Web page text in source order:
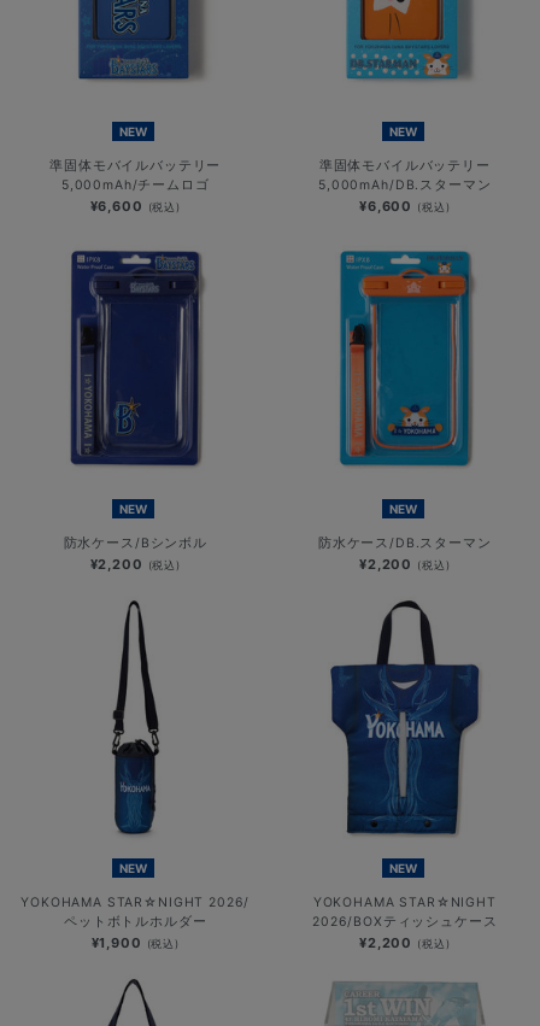
NEW
準固体モバイルバッテリー
5,000mAh/チームロゴ
¥6,600 (税込)
NEW
準固体モバイルバッテリー
5,000mAh/DB.スターマン
¥6,600 (税込)
NEW
防水ケース/Bシンボル
¥2,200 (税込)
NEW
防水ケース/DB.スターマン
¥2,200 (税込)
NEW
YOKOHAMA STAR☆NIGHT 2026/
ペットボトルホルダー
¥1,900 (税込)
NEW
YOKOHAMA STAR☆NIGHT
2026/BOXティッシュケース
¥2,200 (税込)